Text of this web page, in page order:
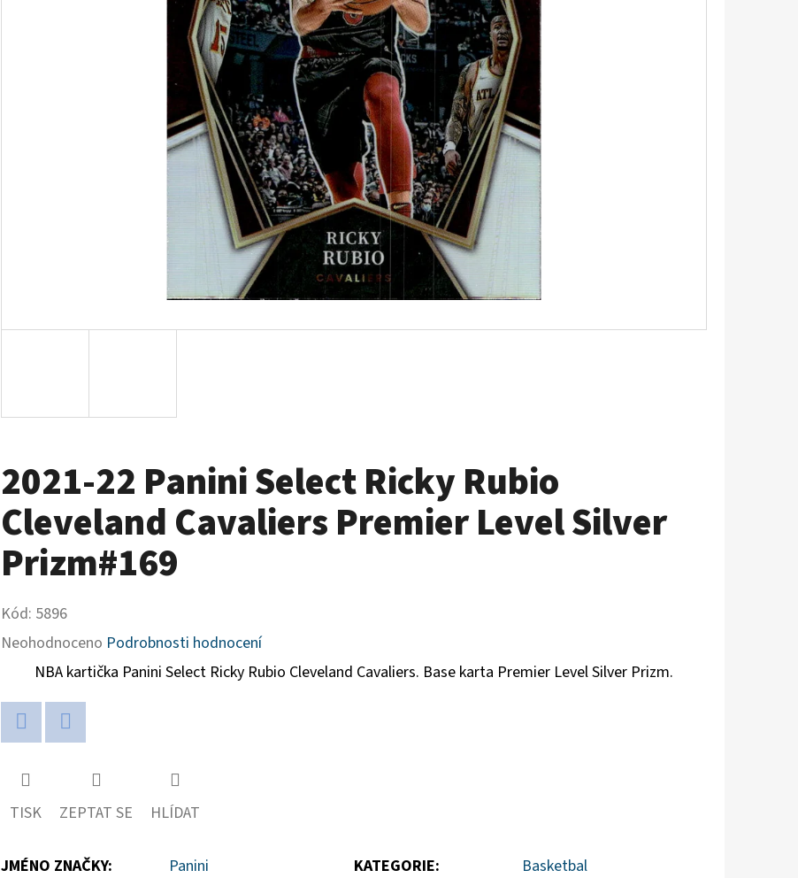
2021-22 Panini Select Ricky Rubio
Cleveland Cavaliers Premier Level Silver
Prizm#169
Kód: 5896
Průměrné
hodnocení
produktu
Neohodnoceno Podrobnosti hodnocení
NBA kartička Panini Select Ricky Rubio Cleveland Cavaliers. Base karta Premier Level Silver Prizm.
TISK ZEPTAT SE HLÍDAT
JMÉNO ZNAČKY: Panini KATEGORIE: Basketbal
POKÉMON TCG: ME05 - PITCH BLACK
BOOSTER BUNDLE
990 Kč